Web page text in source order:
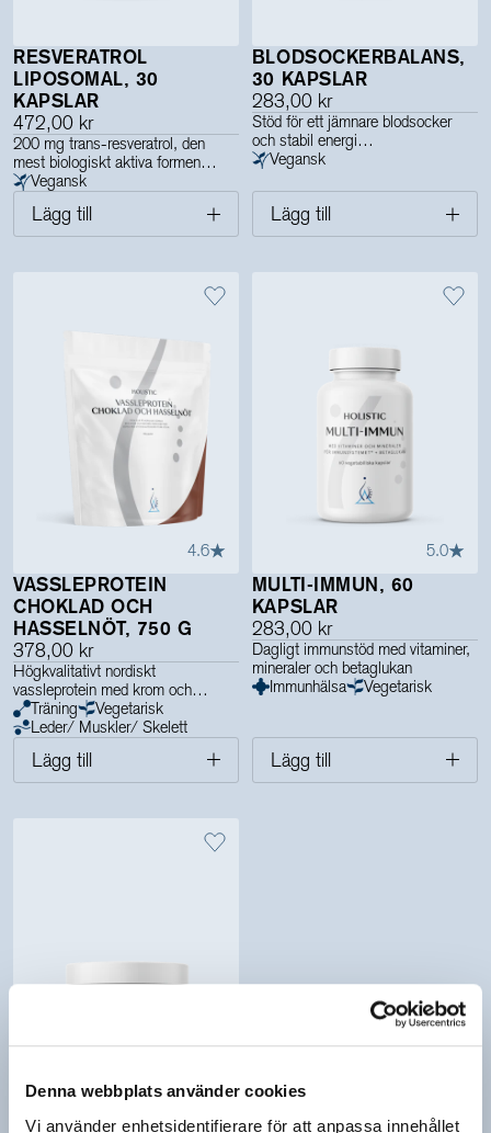
Denna webbplats använder cookies
Vi använder enhetsidentifierare för att anpassa innehållet
RESVERATROL
LIPOSOMAL, 30
KAPSLAR
472,00 kr
200 mg trans-resveratrol, den
mest biologiskt aktiva formen
Vegansk
Lägg till
BLODSOCKERBALANS,
30 KAPSLAR
283,00 kr
Stöd för ett jämnare blodsocker
och stabil energi
Vegansk
Lägg till
4.6
VASSLEPROTEIN
CHOKLAD OCH
HASSELNÖT, 750 G
378,00 kr
Högkvalitativt nordiskt
vassleprotein med krom och
enzymer
Träning
Vegetarisk
Leder/ Muskler/ Skelett
Lägg till
5.0
MULTI-IMMUN, 60
KAPSLAR
283,00 kr
Dagligt immunstöd med vitaminer,
mineraler och betaglukan
Immunhälsa
Vegetarisk
Lägg till
5.0